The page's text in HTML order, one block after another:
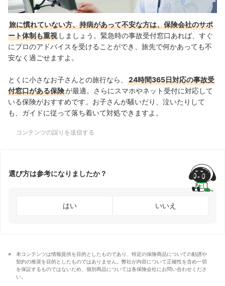
旅に慣れていない方、持病があって不安な方は、保険会社のサポ
ート体制も重視 しましょう。緊急時の事故受付窓口あれば、すぐ
にプロのアドバイスを受けることができ、旅先で何かあっても不
安なく過ごせますよ。
とくに小さなお子さんとの旅行なら、
24時間365日対応の事故受
付窓口がある保険が最適。さらにスマホやネット受付に対応して
いる保険がおすすめです。お子さんが騒いだり、泣いたりして
も、ガイドに従って落ち着いて対処できますよ。
コンテンツの誤りを送信する
選び方は参考になりましたか？
はい いいえ
本コンテンツは情報提供を目的としたものであり、特定の保険商品についての勧誘や
契約の推奨を目的としたものではありません。弊社が内容について正確性を含め一切
を保証するものではないため、個別商品については各保険会社にお問い合わせくださ
い。